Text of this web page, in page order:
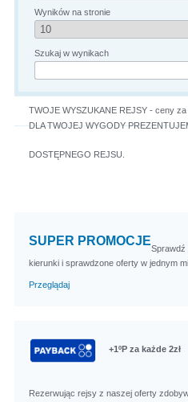
Wyników na stronie
Szukaj w wynikach
TWOJE WYSZUKANE REJSY - ceny za
DLA TWOJEJ WYGODY
DOSTĘPNEGO REJSU.
SUPER PROMOCJE
Sprawdź
kierunki i sprawdzone oferty w jednym
Przeglądaj
+1ºP za każde 2zł
Rezerwując rejsy z naszej oferty